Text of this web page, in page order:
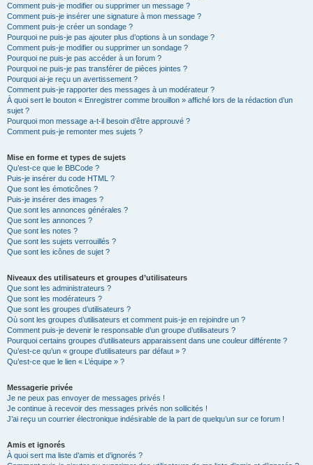
Comment puis-je modifier ou supprimer un message ?
Comment puis-je insérer une signature à mon message ?
Comment puis-je créer un sondage ?
Pourquoi ne puis-je pas ajouter plus d’options à un sondage ?
Comment puis-je modifier ou supprimer un sondage ?
Pourquoi ne puis-je pas accéder à un forum ?
Pourquoi ne puis-je pas transférer de pièces jointes ?
Pourquoi ai-je reçu un avertissement ?
Comment puis-je rapporter des messages à un modérateur ?
À quoi sert le bouton « Enregistrer comme brouillon » affiché lors de la rédaction d’un
sujet ?
Pourquoi mon message a-t-il besoin d’être approuvé ?
Comment puis-je remonter mes sujets ?
Mise en forme et types de sujets
Qu’est-ce que le BBCode ?
Puis-je insérer du code HTML ?
Que sont les émoticônes ?
Puis-je insérer des images ?
Que sont les annonces générales ?
Que sont les annonces ?
Que sont les notes ?
Que sont les sujets verrouillés ?
Que sont les icônes de sujet ?
Niveaux des utilisateurs et groupes d’utilisateurs
Que sont les administrateurs ?
Que sont les modérateurs ?
Que sont les groupes d’utilisateurs ?
Où sont les groupes d’utilisateurs et comment puis-je en rejoindre un ?
Comment puis-je devenir le responsable d’un groupe d’utilisateurs ?
Pourquoi certains groupes d’utilisateurs apparaissent dans une couleur différente ?
Qu’est-ce qu’un « groupe d’utilisateurs par défaut » ?
Qu’est-ce que le lien « L’équipe » ?
Messagerie privée
Je ne peux pas envoyer de messages privés !
Je continue à recevoir des messages privés non sollicités !
J’ai reçu un courrier électronique indésirable de la part de quelqu’un sur ce forum !
Amis et ignorés
À quoi sert ma liste d’amis et d’ignorés ?